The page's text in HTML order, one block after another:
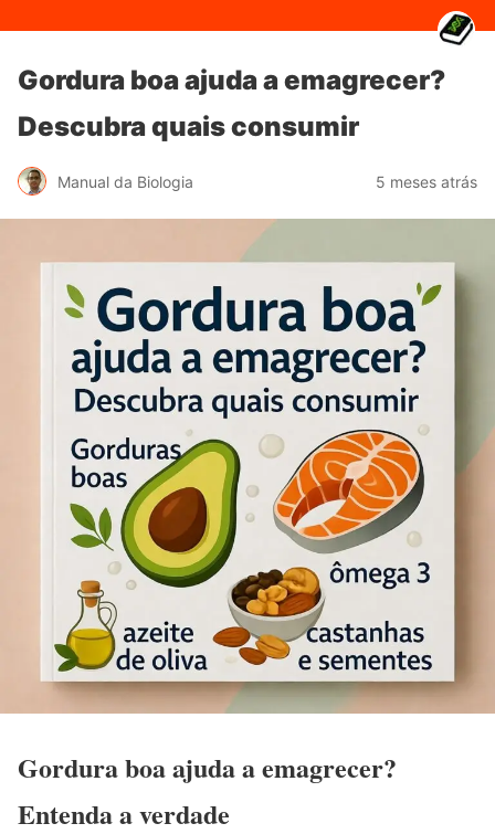
Gordura boa ajuda a emagrecer?
Descubra quais consumir
Manual da Biologia 5 meses atrás
Gordura boa ajuda a emagrecer?
Entenda a verdade